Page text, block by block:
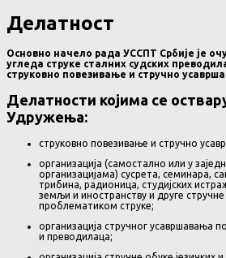
Делатност
Основно начело рада УССПТ Србије је
угледа струке сталних судских
струковно повезивање и стручно
Делатности којима се
Удружења:
струковно повезивање и стручно
организација (самостално или у
организацијама) сусрета, семинара,
трибина, радионица, студијских
земљи и иностранству и друге стручне
проблематиком струке;
организација стручног усавршавања
и преводилаца;